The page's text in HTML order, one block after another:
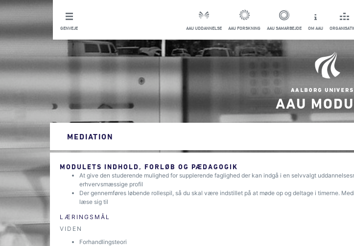
GENVEJE AAU UDDANNELSE AAU FORSKNING AAU SAMARBEJDE OM AAU
AAU
MEDIATION
MODULETS INDHOLD, FORLØB OG PÆDAGOGIK
At give den studerende mulighed for supplerende faglighed der kan indgå i en selvvalgt
erhvervsmæssige profil
Der gennemføres løbende rollespil, så du skal være indstillet på at møde op og deltage i timerne.
læse sig til
LÆRINGSMÅL
VIDEN
Forhandlingsteori